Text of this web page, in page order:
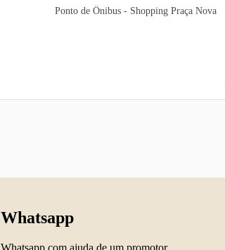
Ponto de Ônibus - Shopping Praça Nova
com ajuda de um promotor.